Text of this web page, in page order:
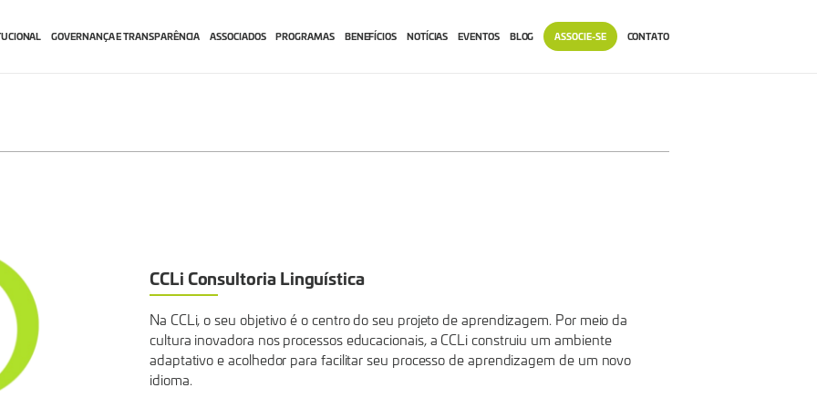
GOVERNANÇA E TRANSPARÊNCIA ASSOCIADOS PROGRAMAS BENEFÍCIOS NOTÍCIAS EVENTOS BLOG ASSOCIE-SE CONTATO
CCLi Consultoria Linguística
Na CCLi, o seu objetivo é o centro do seu projeto de aprendizagem. Por meio da
cultura inovadora nos processos educacionais, a CCLi construiu um ambiente
adaptativo e acolhedor para facilitar seu processo de aprendizagem de um novo
idioma.